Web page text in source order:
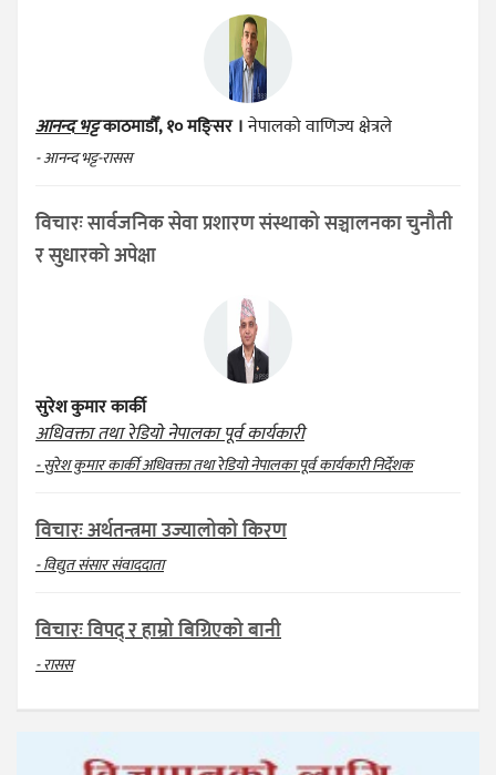
आनन्द भट्टकाठमाडौँ, १० मङ्सिर ।नेपालको वाणिज्य क्षेत्रले
- आनन्द भट्ट-रासस
विचारः सार्वजनिक सेवा प्रशारण संस्थाको सञ्चालनका चुनौती
र सुधारको अपेक्षा
सुरेश कुमार कार्की
अधिवक्ता तथा रेडियो नेपालका पूर्व कार्यकारी
- सुरेश कुमार कार्की अधिवक्ता तथा रेडियो नेपालका पूर्व कार्यकारी निर्देशक
विचारः अर्थतन्त्रमा उज्यालोको किरण
- विद्युत संसार संवाददाता
विचारः विपद् र हाम्रो बिग्रिएको बानी
- रासस